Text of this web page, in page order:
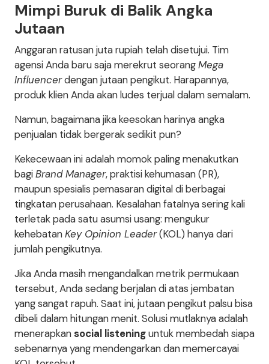
Mimpi Buruk di Balik Angka
Jutaan
Anggaran ratusan juta rupiah telah disetujui. Tim
agensi Anda baru saja merekrut seorangMega
Influencerdengan jutaan pengikut. Harapannya,
produk klien Anda akan ludes terjual dalam semalam.
Namun, bagaimana jika keesokan harinya angka
penjualan tidak bergerak sedikit pun?
Kekecewaan ini adalah momok paling menakutkan
bagiBrand Manager, praktisi kehumasan (PR),
maupun spesialis pemasaran digital di berbagai
tingkatan perusahaan. Kesalahan fatalnya sering kali
terletak pada satu asumsi usang: mengukur
kehebatanKey Opinion Leader(KOL) hanya dari
jumlah pengikutnya.
Jika Anda masih mengandalkan metrik permukaan
tersebut, Anda sedang berjalan di atas jembatan
yang sangat rapuh. Saat ini, jutaan pengikut palsu bisa
dibeli dalam hitungan menit. Solusi mutlaknya adalah
menerapkansocial listeninguntuk membedah siapa
sebenarnya yang mendengarkan dan memercayai